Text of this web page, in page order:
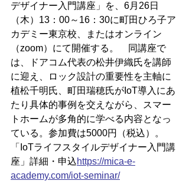
デザイナー入門講座」を、6月26日
（木）13：00～16：30に町田ひろ子ア
カデミー東京校、またはオンライン
（zoom）にて開催する。　同講座で
は、ドアコム代表の松井伊織氏を講師
に迎え、ロック設計の重要性を主軸に
植松千明氏、町田瑞穂氏がIoT導入にあ
たり具体的事例を交えながら、スマー
トホームが多角的に学べる内容となっ
ている。参加費は5000円（税込）。
「IoTライフスタイルデザイナー入門講
座」詳細・申込https://mica-e-
academy.com/iot-seminar/